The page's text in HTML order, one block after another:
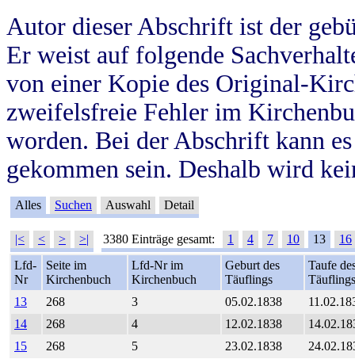
Autor dieser Abschrift ist der
Er weist auf folgende
von einer Kopie des Original-
zweifelsfreie Fehler im
worden. Bei der Abschrift kann
gekommen sein. Deshalb wird
Alles Suchen Auswahl Detail
|< < > >| 3380 Einträge gesamt: 1 4 7 10 13
16
Lfd-
Nr
Seite im
Kirchenbuch
Lfd-Nr im
Kirchenbuch
Geburt des
Täuflings
Taufe
Täuflings
13
268 3 05.02.1838
14
268 4 12.02.1838
15
268 5 23.02.1838